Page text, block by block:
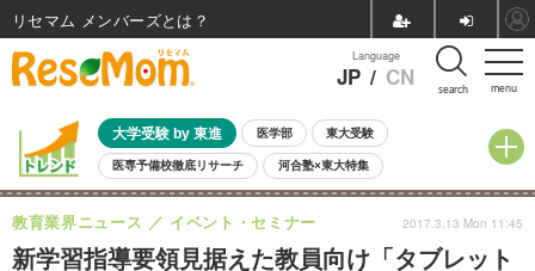
menu
Language
JP / CN search
大学受験 by 東進 医学部 東大受験
医専予備校徹底リサーチ 河合塾×東大特集
親子で考える大学選び 高校受験 中学受験 小学校受験
共通テスト 夏休み 8月開催学校説明会・相談会
8月開催イベント・WS 全国公立高校 過去問 人気記事
新学習指導要領見据えた教員向け「タブレット
教育業界ニュース イベント・セミナー 2017.3.13 Mon 11:45
リセマム メンバーズ